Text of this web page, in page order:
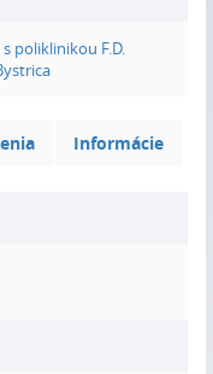
poliklinikou F.D.
Informácie